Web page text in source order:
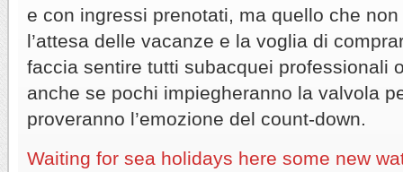
e con ingressi prenotati, ma quello che
l’attesa delle vacanze e la voglia di
faccia sentire tutti subacquei professionali
anche se pochi impiegheranno la valvola
proveranno l’emozione del count-down.
Waiting for sea holidays here some new